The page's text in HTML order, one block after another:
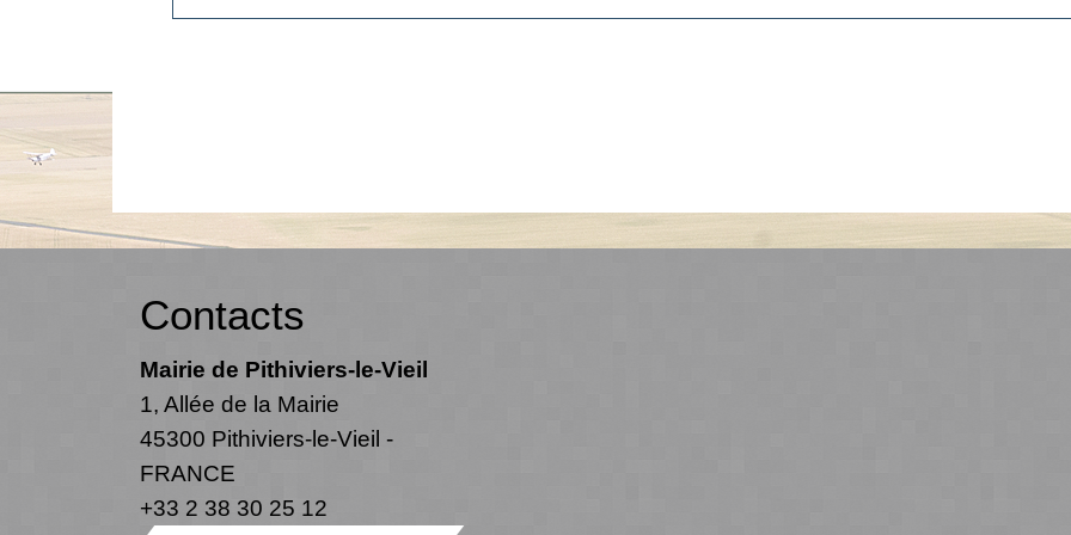
Contacts
Mairie de Pithiviers-le-Vieil
1, Allée de la Mairie
45300 Pithiviers-le-Vieil -
FRANCE
+33 2 38 30 25 12